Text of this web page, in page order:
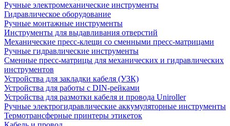
Ручные электромеханические инструменты
Гидравлическое оборудование
Ручные монтажные инструменты
Инструменты для выдавливания отверстий
Механические пресс-клещи со сменными пресс-матрицами
Ручные гидравлические инструменты
Сменные пресс-матрицы для механических и гидравлических
инструментов
Устройства для закладки кабеля (УЗК)
Устройства для работы с DIN-рейками
Устройства для размотки кабеля и провода Uniroller
Ручные электрогидравлические аккумуляторные инструменты
Термотрансферные принтеры этикеток